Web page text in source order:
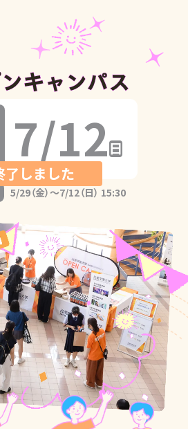
7/12日
5/29（金）～7/12（日） 15:30